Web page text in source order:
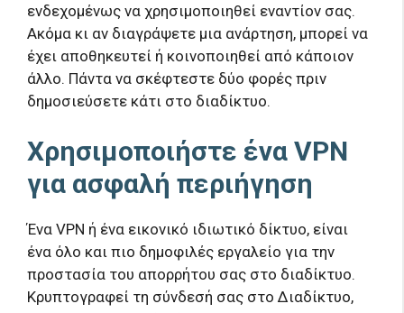
ενδεχομένως να χρησιμοποιηθεί εναντίον σας.
Ακόμα κι αν διαγράψετε μια ανάρτηση, μπορεί να
έχει αποθηκευτεί ή κοινοποιηθεί από κάποιον
άλλο. Πάντα να σκέφτεστε δύο φορές πριν
δημοσιεύσετε κάτι στο διαδίκτυο.
Χρησιμοποιήστε ένα VPN
για ασφαλή περιήγηση
Ένα VPN ή ένα εικονικό ιδιωτικό δίκτυο, είναι
ένα όλο και πιο δημοφιλές εργαλείο για την
προστασία του απορρήτου σας στο διαδίκτυο.
Κρυπτογραφεί τη σύνδεσή σας στο Διαδίκτυο,